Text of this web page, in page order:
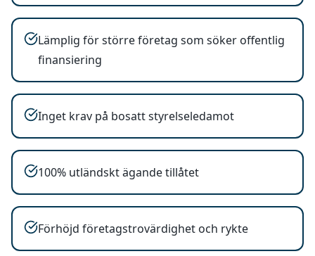
Lämplig för större företag som söker offentlig
finansiering
Inget krav på bosatt styrelseledamot
100% utländskt ägande tillåtet
Förhöjd företagstrovärdighet och rykte